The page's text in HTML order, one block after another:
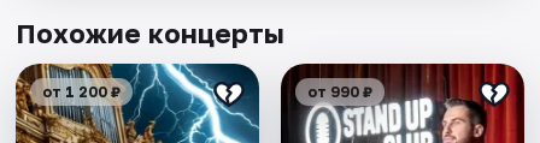
Похожие концерты
от 1 200 ₽ от 990 ₽